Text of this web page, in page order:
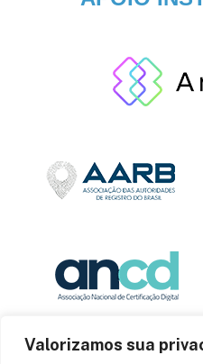
Valorizamos sua